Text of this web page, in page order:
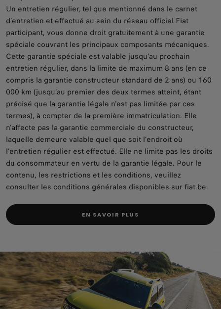
Un entretien régulier, tel que mentionné dans le carnet
d’entretien et effectué au sein du réseau officiel Fiat
participant, vous donne droit gratuitement à une garantie
spéciale couvrant les principaux composants mécaniques.
Cette garantie spéciale est valable jusqu’au prochain
entretien régulier, dans la limite de maximum 8 ans (en ce
compris la garantie constructeur standard de 2 ans) ou 160
000 km (jusqu’au premier des deux termes atteint, étant
précisé que la garantie légale n'est pas limitée par ces
termes), à compter de la première immatriculation. Elle
n’affecte pas la garantie commerciale du constructeur,
laquelle demeure valable quel que soit l’endroit où
l’entretien régulier est effectué. Elle ne limite pas les droits
du consommateur en vertu de la garantie légale. Pour le
contenu, les restrictions et les conditions, veuillez
consulter les conditions générales disponibles sur fiat.be.
EN SAVOIR PLUS